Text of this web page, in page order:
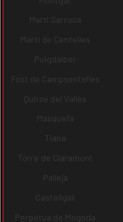
Martí Sarroca
Martí de Centelles
Puigdàlber
Fost de Campsentelles
Quirze del Vallès
Masquefa
Tiana
Torre de Claramunt
Pallejà
Castellgalí
Perpètua de Mogoda